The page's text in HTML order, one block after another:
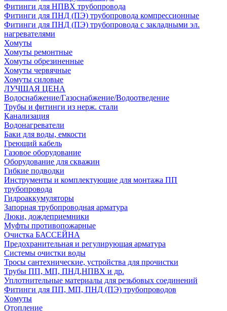
Фитинги для НПВХ трубопровода
Фитинги для ПНД (ПЭ) трубопровода компрессионные
Фитинги для ПНД (ПЭ) трубопровода с закладными эл.
нагревателями
Хомуты
Хомуты ремонтные
Хомуты обрезиненные
Хомуты червячные
Хомуты силовые
ЛУЧШАЯ ЦЕНА
Водоснабжение/Газоснабжение/Водоотведение
Трубы и фитинги из нерж. стали
Канализация
Водонагреватели
Баки для воды, емкости
Греющий кабель
Газовое оборудование
Оборудование для скважин
Гибкие подводки
Инструменты и комплектующие для монтажа ПП
трубопровода
Гидроаккумуляторы
Запорная трубопроводная арматура
Люки, дождеприемники
Муфты противопожарные
Очистка БАССЕЙНА
Предохранительная и регулирующая арматура
Системы очистки воды
Тросы сантехнические, устройства для прочистки
Трубы ПП, МП, ПНД,НПВХ и др.
Уплотнительные материалы для резьбовых соединений
Фитинги для ПП, МП, ПНД (ПЭ) трубопроводов
Хомуты
Отопление